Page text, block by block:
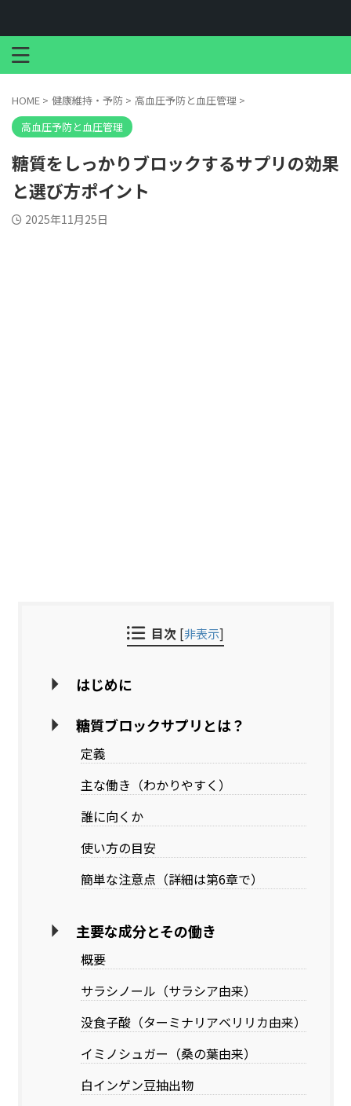
HOME > 健康維持・予防 > 高血圧予防と血圧管理 >
高血圧予防と血圧管理
糖質をしっかりブロックするサプリの効果
と選び方ポイント
2025年11月25日
目次 [非表示]
はじめに
糖質ブロックサプリとは？
定義
主な働き（わかりやすく）
誰に向くか
使い方の目安
簡単な注意点（詳細は第6章で）
主要な成分とその働き
概要
サラシノール（サラシア由来）
没食子酸（ターミナリアベリリカ由来）
イミノシュガー（桑の葉由来）
白インゲン豆抽出物